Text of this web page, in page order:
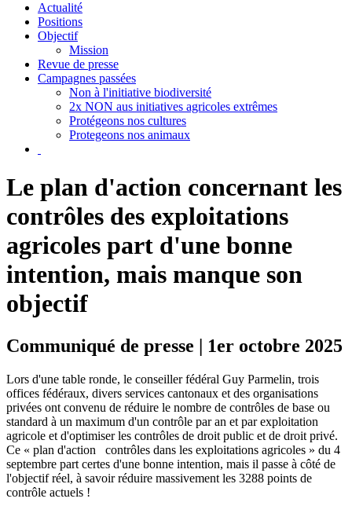
Actualité
Positions
Objectif
Mission
Revue de presse
Campagnes passées
Non à l'initiative biodiversité
2x NON aus initiatives agricoles extrêmes
Protégeons nos cultures
Protegeons nos animaux
Le plan d'action concernant les
contrôles des exploitations
agricoles part d'une bonne
intention, mais manque son
objectif
Communiqué de presse | 1er octobre 2025
Lors d'une table ronde, le conseiller fédéral Guy Parmelin, trois
offices fédéraux, divers services cantonaux et des organisations
privées ont convenu de réduire le nombre de contrôles de base ou
standard à un maximum d'un contrôle par an et par exploitation
agricole et d'optimiser les contrôles de droit public et de droit privé.
Ce « plan d'action contrôles dans les exploitations agricoles » du 4
septembre part certes d'une bonne intention, mais il passe à côté de
l'objectif réel, à savoir réduire massivement les 3288 points de
contrôle actuels !